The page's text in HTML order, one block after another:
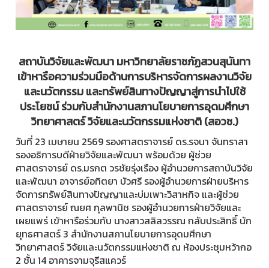
สถาบันวิจัยและพัฒนา มหาวิทยาลัยราชภัฏสวนสุนันทา
เข้าหารือความร่วมมือด้านการบริหารจัดการผลงานวิจัย
และนวัตกรรม และทรัพย์สินทางปัญญาสู่การนำไปใช้
ประโยชน์ ร่วมกับสำนักงานสภานโยบายการอุดมศึกษา
วิทยาศาสตร์ วิจัยและนวัตกรรมแห่งชาติ (สอวช.)
วันที่ 23 เมษายน 2569 รองศาสตราจารย์ ดร.รจนา จันทราสา
รองอธิการบดีฝ่ายวิจัยและพัฒนา พร้อมด้วย ผู้ช่วย
ศาสตราจารย์ ดร.มรกต วรชัยรุ่งเรือง ผู้อำนวยการสถาบันวิจัย
และพัฒนา อาจารย์อทิตยา บัวศรี รองผู้อำนวยการฝ่ายบริหาร
จัดการทรัพย์สินทางปัญญาและบ่มเพาะวิสาหกิจ และผู้ช่วย
ศาสตราจารย์ ณยศ กุลพานิช รองผู้อำนวยการฝ่ายวิจัยและ
เผยแพร่ เข้าหารือร่วมกับ นางสาวสลิลวรรณ กลับประสิทธิ์ นัก
ยุทธศาสตร์ 3 สำนักงานสภานโยบายการอุดมศึกษา
วิทยาศาสตร์ วิจัยและนวัตกรรมแห่งชาติ ณ ห้องประชุมหว้ากอ
2 ชั้น 14 อาคารจามจุรีสแควร์